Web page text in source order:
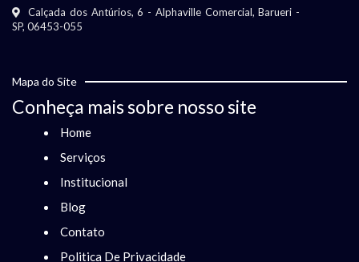
Calçada dos Antúrios, 6 - Alphaville Comercial, Barueri -
SP, 06453-055
Mapa do Site
Conheça mais sobre nosso site
Home
Serviços
Institucional
Blog
Contato
Politica De Privacidade